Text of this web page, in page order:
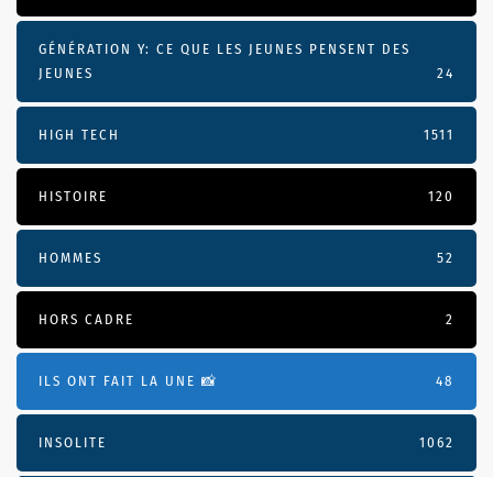
GÉNÉRATION Y: CE QUE LES JEUNES PENSENT DES
JEUNES
24
HIGH TECH 1511
HISTOIRE 120
HOMMES 52
HORS CADRE 2
ILS ONT FAIT LA UNE 📸 48
INSOLITE 1062